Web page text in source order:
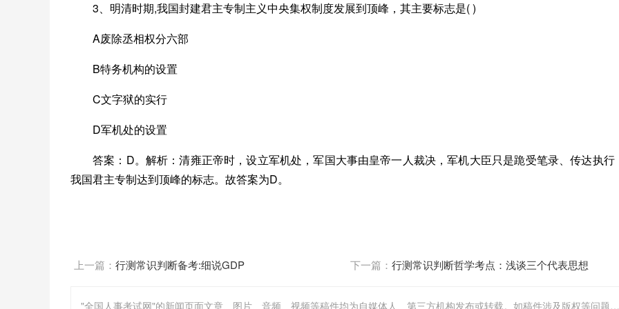
3、明清时期,我国封建君主专制主义中央集权制度发展到顶峰，其主要标志是( )
A废除丞相权分六部
B特务机构的设置
C文字狱的实行
D军机处的设置
答案：D。解析：清雍正帝时，设立军机处，军国大事由皇帝一人裁决，军机大臣只是跪受笔录、传达执行
我国君主专制达到顶峰的标志。故答案为D。
上一篇： 行测常识判断备考:细说GDP 下一篇： 行测常识判断哲学考点：浅谈三个代表思想
"全国人事考试网"的新闻页面文章、图片、音频、视频等稿件均为自媒体人、第三方机构发布或转载。如稿件涉及版权等问题，请与